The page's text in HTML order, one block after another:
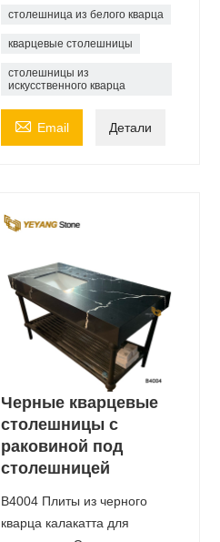
столешница из белого кварца
кварцевые столешницы
столешницы из
искусственного кварца
 Email Детали
Черные кварцевые
столешницы с
раковиной под
столешницей
B4004 Плиты из черного
кварца калакатта для